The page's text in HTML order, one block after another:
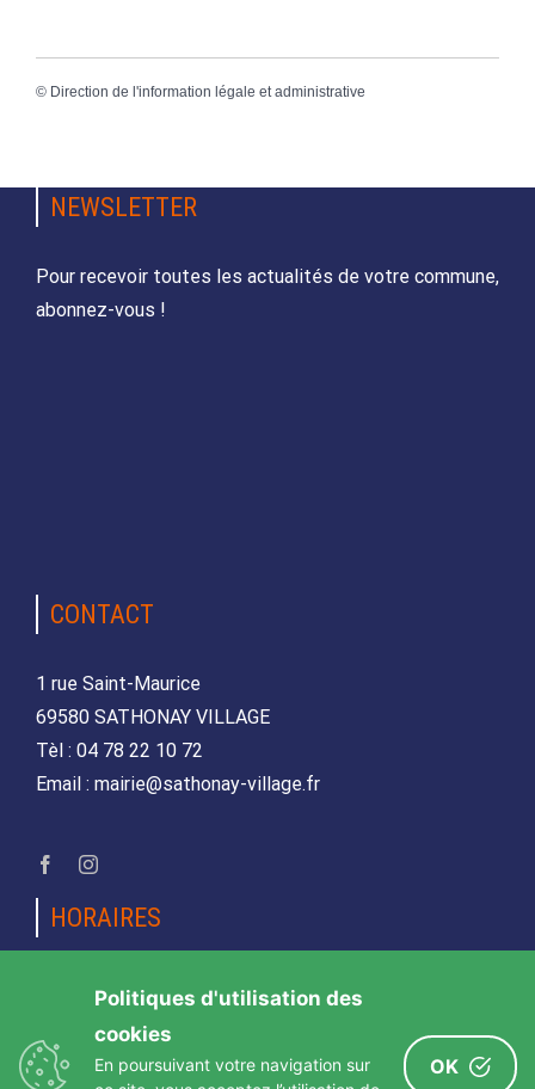
© Direction de l'information légale et administrative
NEWSLETTER
Pour recevoir toutes les actualités de votre commune,
abonnez-vous !
CONTACT
1 rue Saint-Maurice
69580 SATHONAY VILLAGE
Tèl : 04 78 22 10 72
Email : mairie@sathonay-village.fr
HORAIRES
Lundi, mardi, jeudi et vendredi
de 08h30 à 12h00 et de 14h00 à 17h00
Mercredi et samedi
Politiques d'utilisation des
cookies
En poursuivant votre navigation sur
OK